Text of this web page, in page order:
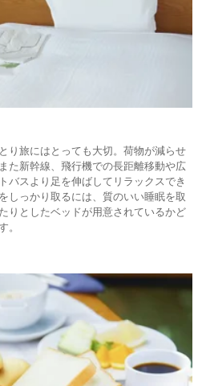
り旅にはとっても大切。荷物が減らせ
た新幹線、飛行機での長距離移動や広
バスより足を伸ばしてリラックスでき
しっかり取るには、質のいい睡眠を取
りとしたベッドが用意されているかど
。